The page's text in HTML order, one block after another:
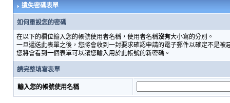
遺失密碼表單
如何重設您的密碼
在以下的欄位輸入您的帳號使用者名稱，使用者名稱沒有大小寫的分別。
一旦遞送此表單之後，您將會收到一封要求確認申請的電子郵件以確定不是
您將會看到一個表單可以讓您輸入用於此帳號的新密碼。
請完整填寫表單
輸入您的帳號使用名稱